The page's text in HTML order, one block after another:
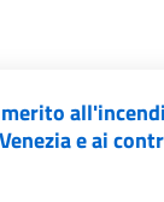
e ai